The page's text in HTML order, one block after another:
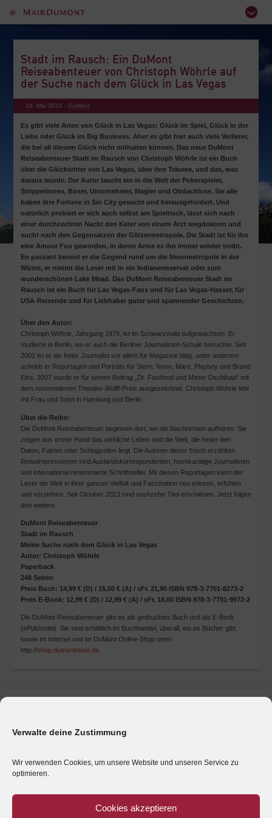
Verwalte deine Zustimmung
Wir verwenden Cookies, um unsere Website und unseren Service zu
optimieren.
Cookies akzeptieren
Stadt im Rausch: Ein DuMont
Reiseabenteuer von Christoph Wöhrle auf
der Suche nach dem Glück in Las Vegas
16. Mai 2015 - DuMont
Es gibt viele Arten von Glück in Las Vegas: Glück im Spiel, Glück in der
Liebe oder Glück im Big Business. Aber es gibt hier auch viele Verlierer,
die bei all diesem Glück nicht mithalten können. Das neue DuMont
Reiseabenteuer Stadt im Rausch von Christoph Wöhrle ist ein Buch
über die Glücksritter von Las Vegas, über ihre Träume, und das, was
daraus wurde. Der Autor taucht ein in die Welt der Pokerspieler,
Stripperinnen, Boxer, Unternehmer, Magier und Obdachlose. Sie alle
haben ihre Fortune in Sin City gesucht und herausgefordert. Und
natürlich probiert er sich auch selbst am Spieltisch, lässt sich nach
einer durchzechten Nacht den Kater von einem Arzt wegdoktern und
sucht nach den Gegensätzen der Glitzermetropole. Die Stadt ist für ihn
eine Amour Fou geworden, in deren Arme es ihn immer wieder treibt.
En passant bereist er die Gegend rund um die Neonmetropole in der
Wüste, er nimmt die Leser mit in ein Indianerreservat oder zum
wunderschönen Lake Mead. Das DuMont Reiseabenteuer Stadt im
Rausch ist ein Buch für Las Vegas-Fans und für Las Vegas-Hasser, für
USA-Reisende und für Liebhaber guter und spannender Geschichten.
Über den Autor:
Christoph Wöhrle, Jahrgang 1979, ist im Schwarzwald aufgewachsen. Er
studierte in Berlin, wo er auch die Berliner Journalisten-Schule besuchte. Seit
2001 ist er als freier Journalist vor allem für Magazine tätig, unter anderem
schrieb er Reportagen und Porträts für Stern, Neon, Mare, Playboy und Brand
Eins. 2007 wurde er für seinen Beitrag „Dr. Fastfood und Mister Dschihad“ mit
dem renommierten Theodor-Wolff-Preis ausgezeichnet. Christoph Wöhrle lebt
mit Frau und Sohn in Hamburg und Berlin.
Über die Reihe:
Die DuMont Reiseabenteuer beginnen dort, wo die Nachrichten aufhören: Sie
zeigen aus erster Hand das wirkliche Leben und die Welt, die hinter den
Daten, Fakten oder Schlagzeilen liegt. Die Autoren dieser frisch erzählten
Reiseimpressionen sind Auslandskorrespondenten, hochkarätige Journalisten
und international renommierte Schriftsteller. Mit diesen Reportagen kann der
Leser die Welt in ihrer ganzen Vielfalt und Faszination neu erlesen, erfühlen
und verstehen. Seit Oktober 2013 sind sechzehn Titel erschienen. Jetzt folgen
drei weitere.
DuMont Reiseabenteuer
Stadt im Rausch
Meine Suche nach dem Glück in Las Vegas
Autor: Christoph Wöhrle
Paperback
248 Seiten
Preis Buch: 14,99 € (D) / 15,50 € (A) / sFr. 21,90 ISBN 978-3-7701-8273-2
Preis E-Book: 12,99 € (D) / 12,99 € (A) / sFr. 18,00 ISBN 978-3-7701-9972-2
Die DuMont Reiseabenteuer gibt es als gedrucktes Buch und als E-Book
(ePub/mobi). Sie sind erhältlich im Buchhandel, überall, wo es Bücher gibt,
sowie im Internet und im DuMont Online-Shop unter
http://shop.dumontreise.de.
Presse